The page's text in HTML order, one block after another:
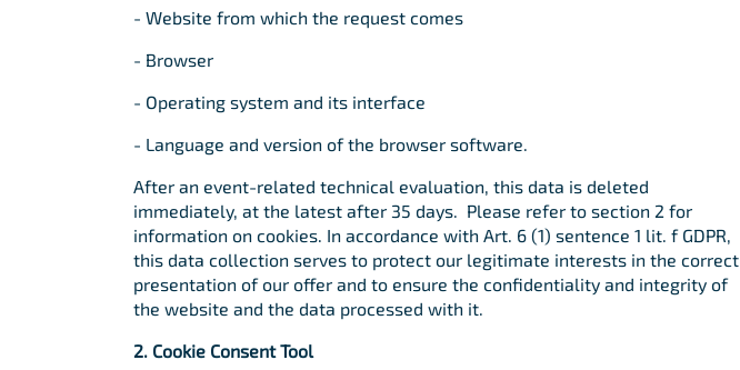
- Website from which the request comes
- Browser
- Operating system and its interface
- Language and version of the browser software.
After an event-related technical evaluation, this data is deleted
immediately, at the latest after 35 days. Please refer to section 2 for
information on cookies. In accordance with Art. 6 (1) sentence 1 lit. f GDPR,
this data collection serves to protect our legitimate interests in the correct
presentation of our offer and to ensure the confidentiality and integrity of
the website and the data processed with it.
2. Cookie Consent Tool